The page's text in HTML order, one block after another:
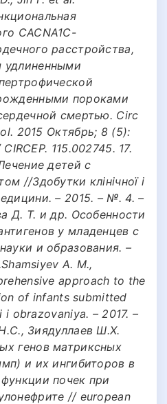
CACNA1C-
расстройства,
удлиненными
пороками
смертью. Circ
2015 Октябрь; 8 (5):
115.002745. 17.
детей с
//Здобутки клінічної i
– 2015. – №. 4. –
Д. Т. и др. Особенности
у младенцев с
и образования. –
A. M.,
approach to the
of infants submitted
obrazovaniya. – 2017. –
Зиядуллаев Ш.Х.
генов матриксных
и их ингибиторов в
почек при
// european